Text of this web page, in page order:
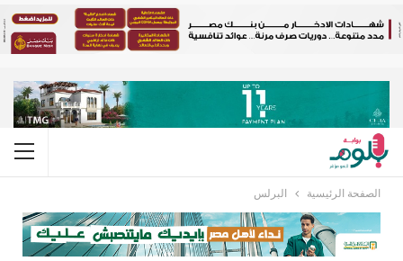
الصفحة الرئيسية البرلس